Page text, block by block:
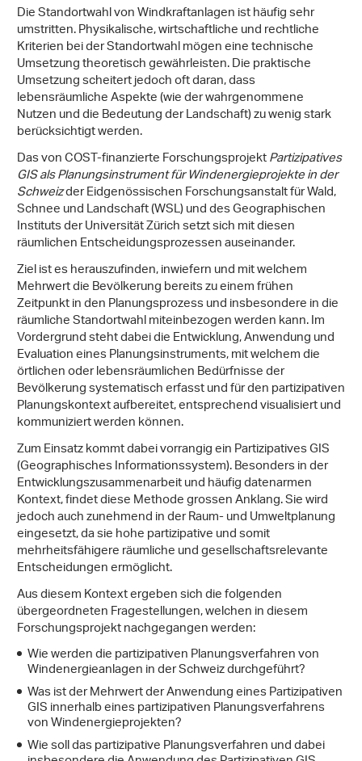
Die Standortwahl von Windkraftanlagen ist häufig sehr
umstritten. Physikalische, wirtschaftliche und rechtliche
Kriterien bei der Standortwahl mögen eine technische
Umsetzung theoretisch gewährleisten. Die praktische
Umsetzung scheitert jedoch oft daran, dass
lebensräumliche Aspekte (wie der wahrgenommene
Nutzen und die Bedeutung der Landschaft) zu wenig stark
berücksichtigt werden.
Das von COST-finanzierte ForschungsprojektPartizipatives
GIS als Planungsinstrument für Windenergieprojekte in der
Schweizder Eidgenössischen Forschungsanstalt für Wald,
Schnee und Landschaft (WSL) und des Geographischen
Instituts der Universität Zürich setzt sich mit diesen
räumlichen Entscheidungsprozessen auseinander.
Ziel ist es herauszufinden, inwiefern und mit welchem
Mehrwert die Bevölkerung bereits zu einem frühen
Zeitpunkt in den Planungsprozess und insbesondere in die
räumliche Standortwahl miteinbezogen werden kann. Im
Vordergrund steht dabei die Entwicklung, Anwendung und
Evaluation eines Planungsinstruments, mit welchem die
örtlichen oder lebensräumlichen Bedürfnisse der
Bevölkerung systematisch erfasst und für den partizipativen
Planungskontext aufbereitet, entsprechend visualisiert und
kommuniziert werden können.
Zum Einsatz kommt dabei vorrangig ein Partizipatives GIS
(Geographisches Informationssystem). Besonders in der
Entwicklungszusammenarbeit und häufig datenarmen
Kontext, findet diese Methode grossen Anklang. Sie wird
jedoch auch zunehmend in der Raum- und Umweltplanung
eingesetzt, da sie hohe partizipative und somit
mehrheitsfähigere räumliche und gesellschaftsrelevante
Entscheidungen ermöglicht.
Aus diesem Kontext ergeben sich die folgenden
übergeordneten Fragestellungen, welchen in diesem
Forschungsprojekt nachgegangen werden:
Wie werden die partizipativen Planungsverfahren von
Windenergieanlagen in der Schweiz durchgeführt?
Was ist der Mehrwert der Anwendung eines Partizipativen
GIS innerhalb eines partizipativen Planungsverfahrens
von Windenergieprojekten?
Wie soll das partizipative Planungsverfahren und dabei